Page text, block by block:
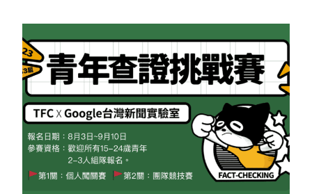
三
屆
青
年
查
證
挑
戰
賽
~
開
始